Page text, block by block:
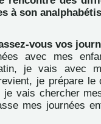
à son
vous vos
avec mes
je vais avec
je prépare le
je vais chercher
mes journées